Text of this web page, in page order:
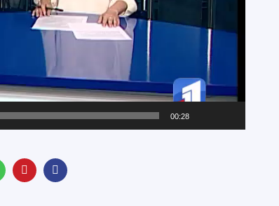
00:28